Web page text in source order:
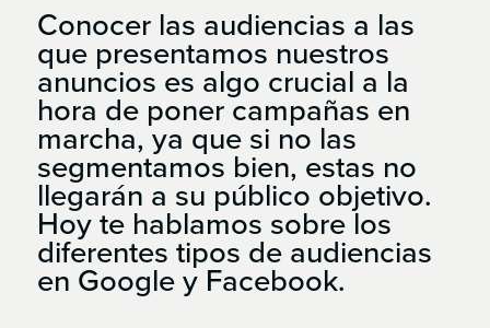
Conocer las audiencias a las
que presentamos nuestros
anuncios es algo crucial a la
hora de poner campañas en
marcha, ya que si no las
segmentamos bien, estas no
llegarán a su público objetivo.
Hoy te hablamos sobre los
diferentes tipos de audiencias
en Google y Facebook.